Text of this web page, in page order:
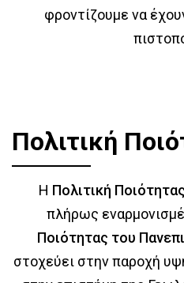
φροντίζουμε να
Πολιτική
Η Πολιτική Ποιότητας
πλήρως
Ποιότητας του
στοχεύει στην παροχή